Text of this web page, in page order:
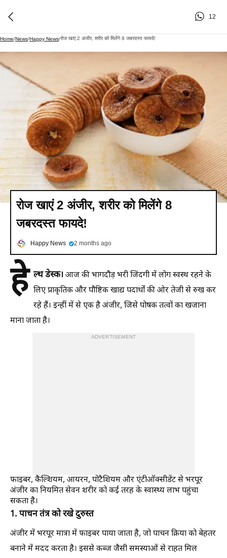
12
Home/News/Happy News/रोज खाएं 2 अंजीर, शरीर को मिलेंगे 8 जबरदस्त फायदे!
रोज खाएं 2 अंजीर, शरीर को मिलेंगे 8
जबरदस्त फायदे!
Happy News 2 months ago
हे ल्थ डेस्क। आज की भागदौड़ भरी जिंदगी में लोग स्वस्थ रहने के
लिए प्राकृतिक और पौष्टिक खाद्य पदार्थों की ओर तेजी से रुख कर
रहे हैं। इन्हीं में से एक है अंजीर, जिसे पोषक तत्वों का खजाना
माना जाता है।
ADVERTISEMENT
फाइबर, कैल्शियम, आयरन, पोटैशियम और एंटीऑक्सीडेंट से भरपूर
अंजीर का नियमित सेवन शरीर को कई तरह के स्वास्थ्य लाभ पहुंचा
सकता है।
1. पाचन तंत्र को रखे दुरुस्त
अंजीर में भरपूर मात्रा में फाइबर पाया जाता है, जो पाचन क्रिया को बेहतर
बनाने में मदद करता है। इससे कब्ज जैसी समस्याओं से राहत मिल